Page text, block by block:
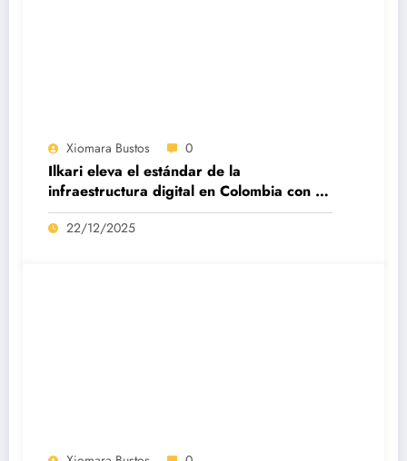
Xiomara Bustos 0
Ilkari eleva el estándar de la
infraestructura digital en Colombia con su
datacenter certificado Nivel IV de ICREA
22/12/2025